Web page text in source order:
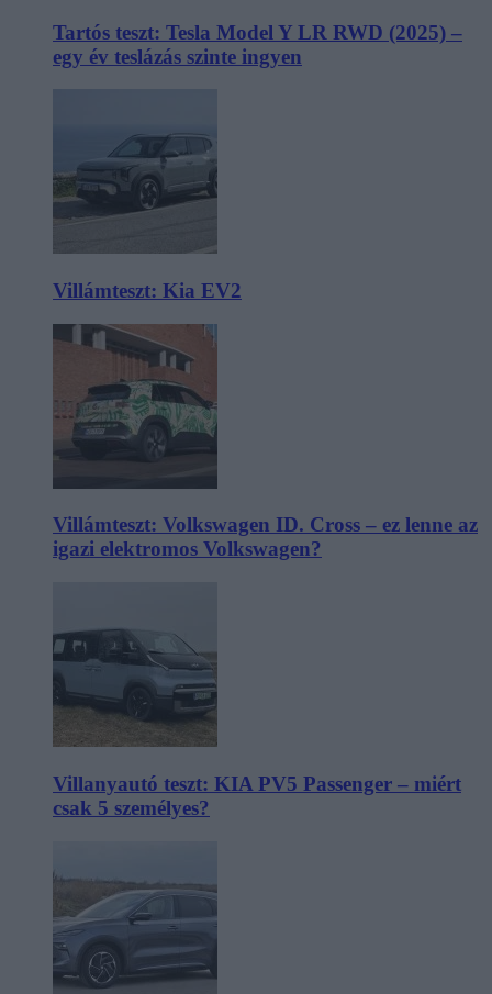
Tartós teszt: Tesla Model Y LR RWD (2025) –
egy év teslázás szinte ingyen
Villámteszt: Kia EV2
Villámteszt: Volkswagen ID. Cross – ez lenne az
igazi elektromos Volkswagen?
Villanyautó teszt: KIA PV5 Passenger – miért
csak 5 személyes?